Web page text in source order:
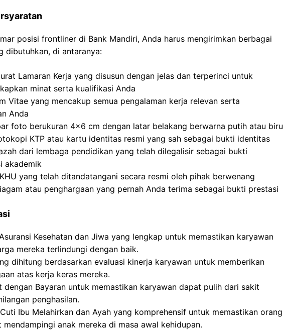
posisi frontliner di Bank Mandiri, Anda harus mengirimkan berbagai
dibutuhkan, di antaranya:
Lamaran Kerja yang disusun dengan jelas dan terperinci untuk
minat serta kualifikasi Anda
Vitae yang mencakup semua pengalaman kerja relevan serta
Anda
foto berukuran 4×6 cm dengan latar belakang berwarna putih atau biru
KTP atau kartu identitas resmi yang sah sebagai bukti identitas
dari lembaga pendidikan yang telah dilegalisir sebagai bukti
akademik
yang telah ditandatangani secara resmi oleh pihak berwenang
atau penghargaan yang pernah Anda terima sebagai bukti prestasi
Kesehatan dan Jiwa yang lengkap untuk memastikan karyawan
mereka terlindungi dengan baik.
dihitung berdasarkan evaluasi kinerja karyawan untuk memberikan
atas kerja keras mereka.
dengan Bayaran untuk memastikan karyawan dapat pulih dari sakit
penghasilan.
Ibu Melahirkan dan Ayah yang komprehensif untuk memastikan orang
mendampingi anak mereka di masa awal kehidupan.